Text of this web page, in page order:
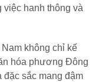
việc hanh thông và
không chỉ kế
hóa phương Đông
đặc sắc mang đậm